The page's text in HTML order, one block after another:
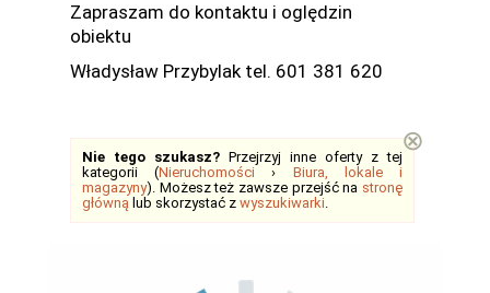
Zapraszam do kontaktu i oględzin
obiektu
Władysław Przybylak tel. 601 381 620
Nie tego szukasz? Przejrzyj inne oferty z tej
kategorii (Nieruchomości › Biura, lokale i
magazyny). Możesz też zawsze przejść na stronę
główną lub skorzystać z wyszukiwarki.
⊗